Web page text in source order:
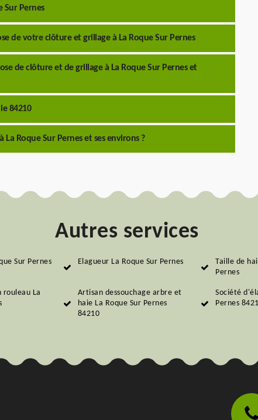
Sur Pernes
de votre clôture et grillage à La Roque Sur Pernes
de clôture et de grillage à La Roque Sur Pernes et
84210
Roque Sur Pernes et ses environs ?
Autres services
Sur Pernes Elagueur La Roque Sur Pernes
Taille de
Pernes
rouleau La
Artisan dessouchage arbre et
haie La Roque Sur Pernes
84210
Société
Pernes